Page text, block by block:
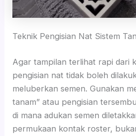
Teknik Pengisian Nat Sistem
Agar tampilan terlihat rapi dari
pengisian nat tidak boleh
meluberkan semen. Gunakan
tanam” atau pengisian
di mana adukan semen
permukaan kontak roster,